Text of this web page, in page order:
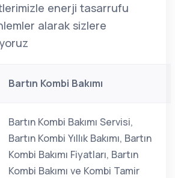
enerji tasarrufu
alarak sizlere
Bartın Kombi Bakımı
Bartın Kombi Bakımı Servisi,
Bartın Kombi Yıllık Bakımı, Bartın
Kombi Bakımı Fiyatları, Bartın
Kombi Bakımı ve Kombi Tamir